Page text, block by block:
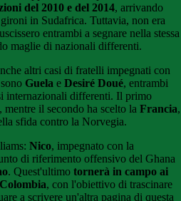
del 2010 e del 2014, arrivando
in Sudafrica. Tuttavia, non era
entrambi a segnare nella stessa
maglie di nazionali differenti.
altri casi di fratelli impegnati con
Guela e Desiré Doué, entrambi
internazionali differenti. Il primo
, mentre il secondo ha scelto la Francia,
sfida contro la Norvegia.
Nico, impegnato con la
di riferimento offensivo del Ghana
. Quest'ultimo tornerà in campo ai
, con l'obiettivo di trascinare
a scrivere un'altra pagina di questa